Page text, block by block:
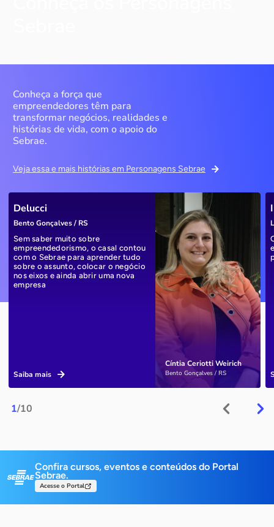
Conheça a força que
empreendedores têm para
transformar negócios, realidades e
histórias de vida, com o apoio do
Sebrae.
Veja essa e mais histórias em Personagens Sebrae
1/10
Cíntia Ceriotti Weirich
Bento Gonçalves / RS
Delucci
Bento Gonçalves / RS
Sem saber muito sobre
empreendedorismo, o casal contou
com o Sebrae para aprender tudo
sobre o assunto, colocar o negócio
nos eixos e ainda abrir uma nova
empresa
Saiba mais
Confira cursos, eventos e conteúdos do Portal
Sebrae.
Acesse o Portal